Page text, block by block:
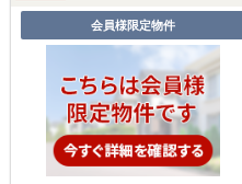
会員様限定物件